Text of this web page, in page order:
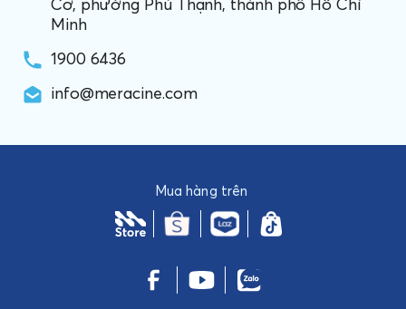
Cơ, phường Phú Thạnh, thành phố Hồ Chí
Minh
1900 6436
info@meracine.com
Mua hàng trên